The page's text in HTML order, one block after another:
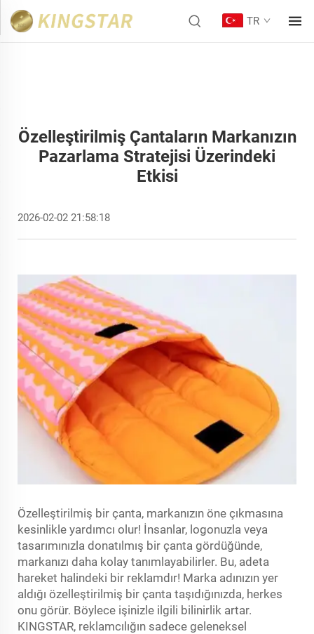
TR
Özelleştirilmiş Çantaların Markanızın
Pazarlama Stratejisi Üzerindeki
Etkisi
2026-02-02 21:58:18
Özelleştirilmiş bir çanta, markanızın öne çıkmasına
kesinlikle yardımcı olur! İnsanlar, logonuzla veya
tasarımınızla donatılmış bir çanta gördüğünde,
markanızı daha kolay tanımlayabilirler. Bu, adeta
hareket halindeki bir reklamdır! Marka adınızın yer
aldığı özelleştirilmiş bir çanta taşıdığınızda, herkes
onu görür. Böylece işinizle ilgili bilinirlik artar.
KINGSTAR, reklamcılığın sadece geleneksel